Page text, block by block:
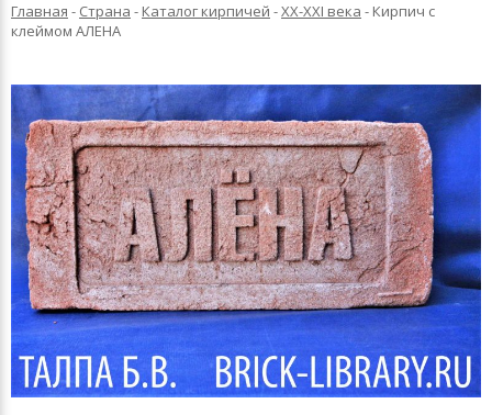
Главная - Страна - Каталог кирпичей -XX-XXI века - Кирпич с
клеймом АЛЕНА